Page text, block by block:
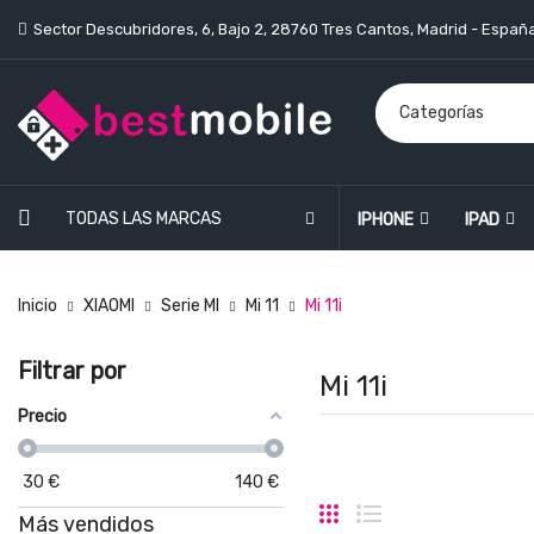
Sector Descubridores, 6, Bajo 2, 28760 Tres Cantos, Madrid -
TODAS LAS MARCAS IPHONE IPAD
Inicio XIAOMI Serie MI Mi 11 Mi 11i
Filtrar por
Precio
30 € 140 €
Más vendidos
Mi 11i